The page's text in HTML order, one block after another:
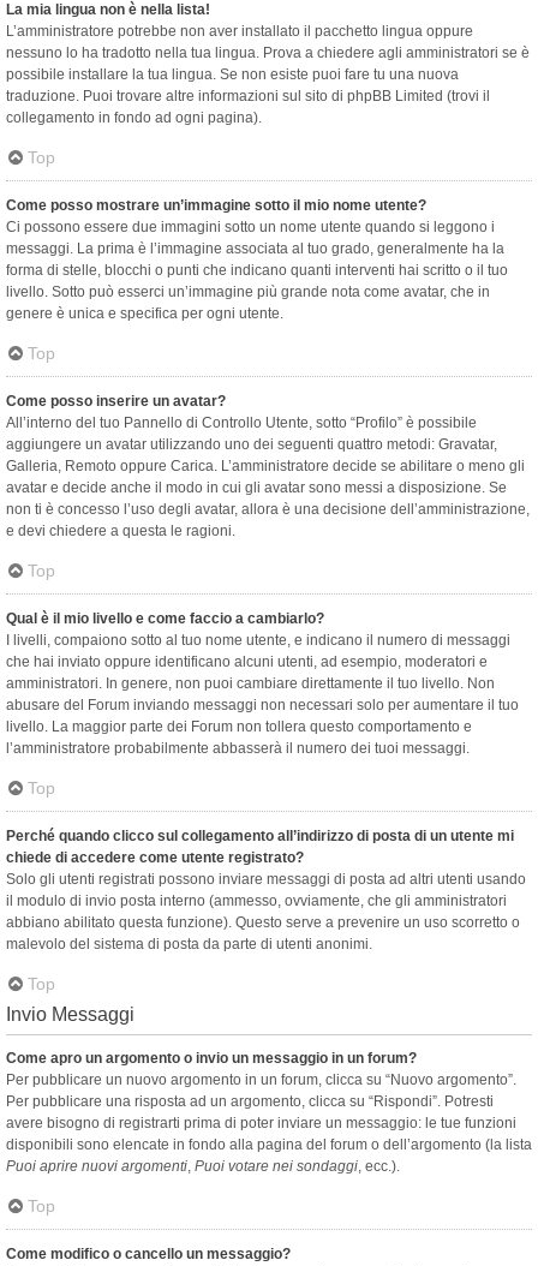
La mia lingua non è nella lista!
L’amministratore potrebbe non aver installato il pacchetto lingua oppure
nessuno lo ha tradotto nella tua lingua. Prova a chiedere agli amministratori se è
possibile installare la tua lingua. Se non esiste puoi fare tu una nuova
traduzione. Puoi trovare altre informazioni sul sito di phpBB Limited (trovi il
collegamento in fondo ad ogni pagina).
Top
Come posso mostrare un’immagine sotto il mio nome utente?
Ci possono essere due immagini sotto un nome utente quando si leggono i
messaggi. La prima è l’immagine associata al tuo grado, generalmente ha la
forma di stelle, blocchi o punti che indicano quanti interventi hai scritto o il tuo
livello. Sotto può esserci un’immagine più grande nota come avatar, che in
genere è unica e specifica per ogni utente.
Top
Come posso inserire un avatar?
All’interno del tuo Pannello di Controllo Utente, sotto “Profilo” è possibile
aggiungere un avatar utilizzando uno dei seguenti quattro metodi: Gravatar,
Galleria, Remoto oppure Carica. L’amministratore decide se abilitare o meno gli
avatar e decide anche il modo in cui gli avatar sono messi a disposizione. Se
non ti è concesso l’uso degli avatar, allora è una decisione dell’amministrazione,
e devi chiedere a questa le ragioni.
Top
Qual è il mio livello e come faccio a cambiarlo?
I livelli, compaiono sotto al tuo nome utente, e indicano il numero di messaggi
che hai inviato oppure identificano alcuni utenti, ad esempio, moderatori e
amministratori. In genere, non puoi cambiare direttamente il tuo livello. Non
abusare del Forum inviando messaggi non necessari solo per aumentare il tuo
livello. La maggior parte dei Forum non tollera questo comportamento e
l’amministratore probabilmente abbasserà il numero dei tuoi messaggi.
Top
Perché quando clicco sul collegamento all’indirizzo di posta di un utente mi
chiede di accedere come utente registrato?
Solo gli utenti registrati possono inviare messaggi di posta ad altri utenti usando
il modulo di invio posta interno (ammesso, ovviamente, che gli amministratori
abbiano abilitato questa funzione). Questo serve a prevenire un uso scorretto o
malevolo del sistema di posta da parte di utenti anonimi.
Top
Invio Messaggi
Come apro un argomento o invio un messaggio in un forum?
Per pubblicare un nuovo argomento in un forum, clicca su “Nuovo argomento”.
Per pubblicare una risposta ad un argomento, clicca su “Rispondi”. Potresti
avere bisogno di registrarti prima di poter inviare un messaggio: le tue funzioni
disponibili sono elencate in fondo alla pagina del forum o dell’argomento (la lista
Puoi aprire nuovi argomenti, Puoi votare nei sondaggi, ecc.).
Top
Come modifico o cancello un messaggio?